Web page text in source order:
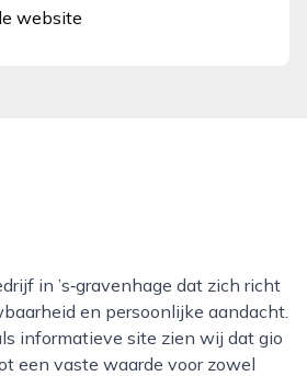
website
en persoonlijke aandacht.
informatieve site zien wij dat gio
een vaste waarde voor zowel